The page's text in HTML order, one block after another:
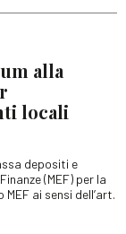
alla
locali
depositi e
(MEF) per la
ai sensi dell’art.